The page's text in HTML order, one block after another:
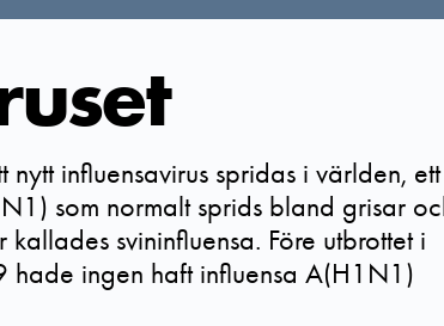
influensavirus spridas i världen, ett
som normalt sprids bland grisar
svininfluensa. Före utbrottet i
ingen haft influensa A(H1N1)